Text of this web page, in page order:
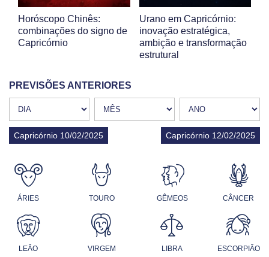
Horóscopo Chinês:
combinações do signo de
Capricórnio
Urano em Capricórnio:
inovação estratégica,
ambição e transformação
estrutural
PREVISÕES ANTERIORES
Capricórnio 10/02/2025 Capricórnio 12/02/2025
ÁRIES TOURO GÊMEOS CÂNCER
LEÃO VIRGEM LIBRA ESCORPIÃO